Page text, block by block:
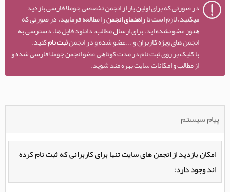
در صورتی که برای اولین بار از انجمن تخصصی جوملا فارسی بازدید
میکنید، لازم است تاراهنمای انجمنرا مطالعه فرمایید. در صورتی که
هنوز عضو نشده اید، برای ارسال مطالب، دانلود فایل ها، دسترسی به
انجمن های ویژه کاربران و ...عضو شده و در انجمنثبت نامکنید.
با کلیک بر روی ثبت نام در مدت کوتاهی عضو انجمن جوملا فارسی شده و
از مطالب و امکانات سایت بهره مند شوید.
پیام سیستم
امکان بازدید از انجمن های سایت تنها برای کاربرانی که ثبت نام کرده
اند وجود دارد: